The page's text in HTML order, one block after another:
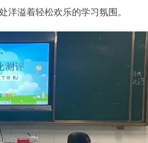
洋溢着轻松欢乐的学习氛围。